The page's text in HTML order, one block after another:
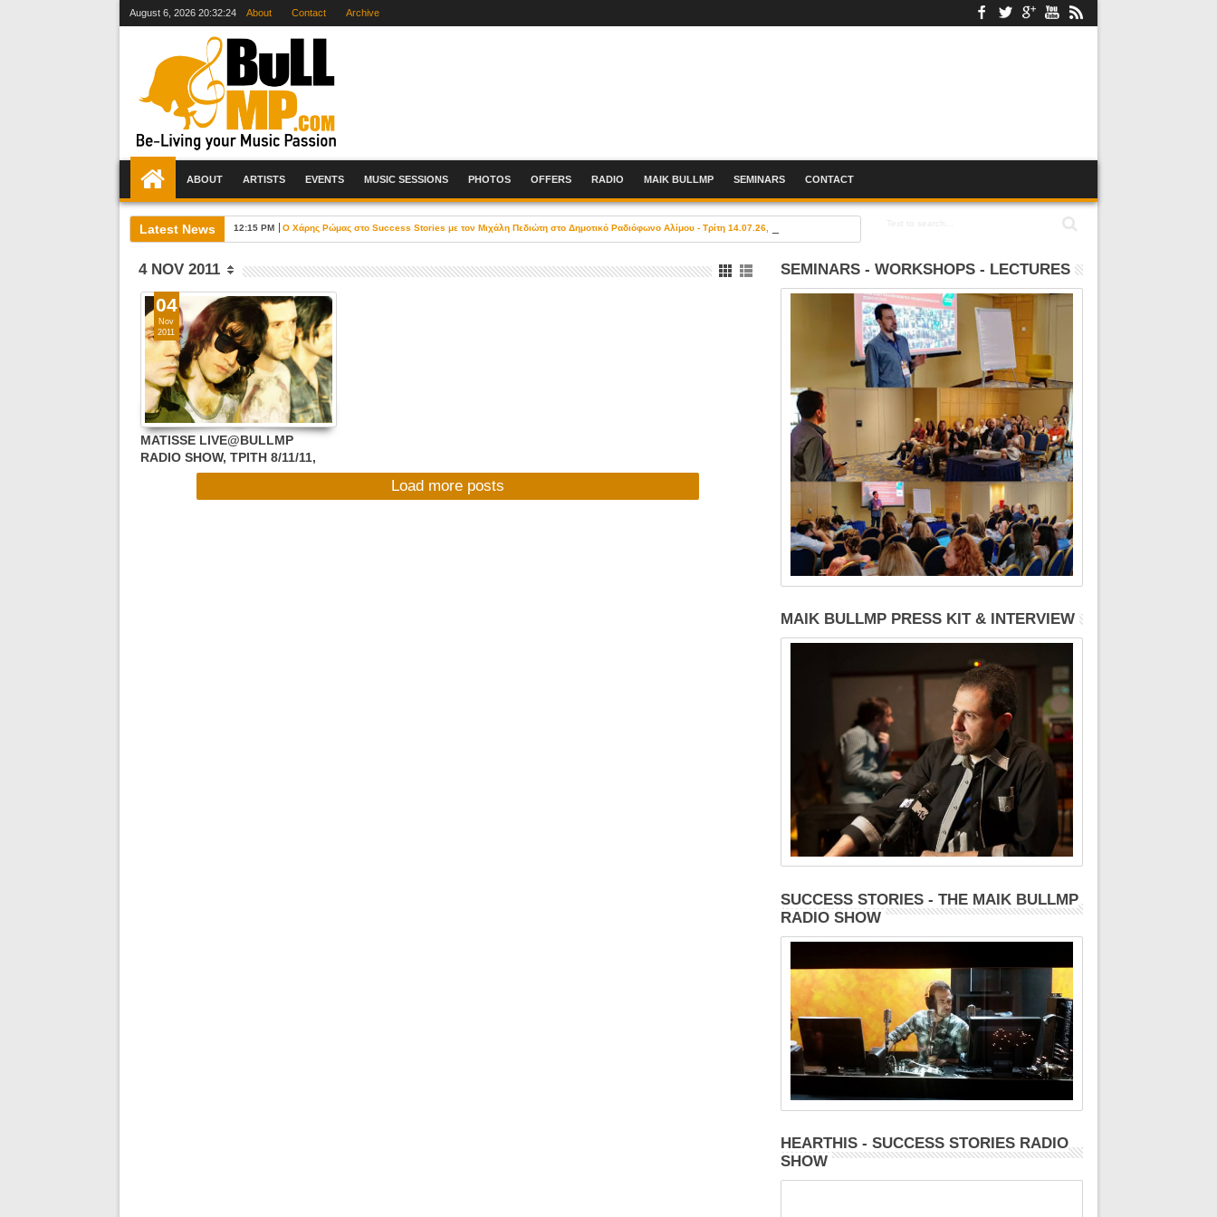
August 6, 2026 20:32:25 About Contact Archive
ABOUT ARTISTS EVENTS MUSIC SESSIONS PHOTOS OFFERS RADIO MAIK BULLMP SEMINARS CONTACT
Latest News 12:15 PM Ο Χάρης Ρώμας στο Success Stories με τον Μιχάλη Πεδιώτη στο Δημοτικό Ραδιόφωνο Αλίμου - Τρίτη 14.07.26, 19:00-21:00
4 NOV 2011
MATISSE LIVE@BULLMP
RADIO SHOW, ΤΡΙΤΗ 8/11/11,
19:00-22:00 !!!
04
Nov
2011
Load more posts
SEMINARS - WORKSHOPS - LECTURES
MAIK BULLMP PRESS KIT & INTERVIEW
SUCCESS STORIES - THE MAIK BULLMP
RADIO SHOW
HEARTHIS - SUCCESS STORIES RADIO
SHOW